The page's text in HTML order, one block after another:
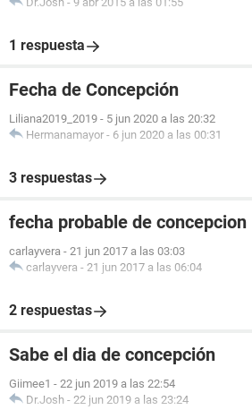
1 respuesta
Fecha de Concepción
Liliana2019_2019 - 5 jun 2020 a las 20:32
Hermanamayor - 6 jun 2020 a las 00:31
3 respuestas
fecha probable de concepcion
carlayvera - 21 jun 2017 a las 03:03
carlayvera - 21 jun 2017 a las 06:04
2 respuestas
Sabe el dia de concepción
Giimee1 - 22 jun 2019 a las 22:54
Dr.Josh - 22 jun 2019 a las 23:24